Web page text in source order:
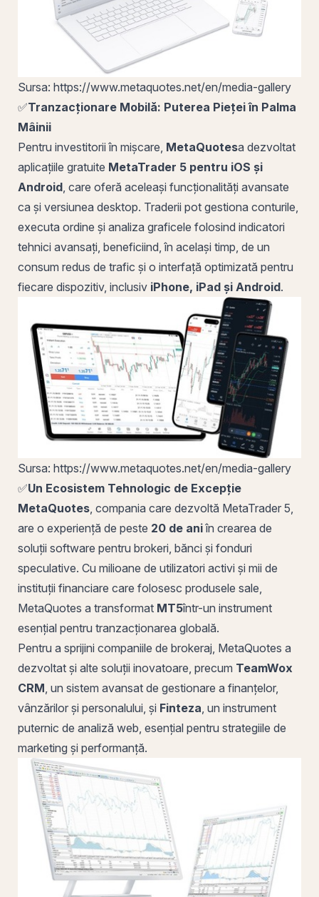
Sursa: https://www.metaquotes.net/en/media-gallery
✅Tranzacționare Mobilă: Puterea Pieței în Palma
Mâinii
Pentru investitorii în mișcare, MetaQuotesa dezvoltat
aplicațiile gratuite MetaTrader 5 pentru iOS și
Android , care oferă aceleași funcționalități avansate
ca și versiunea desktop. Traderii pot gestiona conturile,
executa ordine și analiza graficele folosind indicatori
tehnici avansați, beneficiind, în același timp, de un
consum redus de trafic și o interfață optimizată pentru
fiecare dispozitiv, inclusiv iPhone, iPad și Android.
Sursa: https://www.metaquotes.net/en/media-gallery
✅Un Ecosistem Tehnologic de Excepție
MetaQuotes, compania care dezvoltă MetaTrader 5,
are o experiență de peste 20 de aniîn crearea de
soluții software pentru brokeri, bănci și fonduri
speculative. Cu milioane de utilizatori activi și mii de
instituții financiare care folosesc produsele sale,
MetaQuotes a transformat MT5într-un instrument
esențial pentru tranzacționarea globală.
Pentru a sprijini companiile de brokeraj, MetaQuotes a
dezvoltat și alte soluții inovatoare, precum TeamWox
CRM, un sistem avansat de gestionare a finanțelor,
vânzărilor și personalului, și Finteza, un instrument
puternic de analiză web, esențial pentru strategiile de
marketing și performanță.